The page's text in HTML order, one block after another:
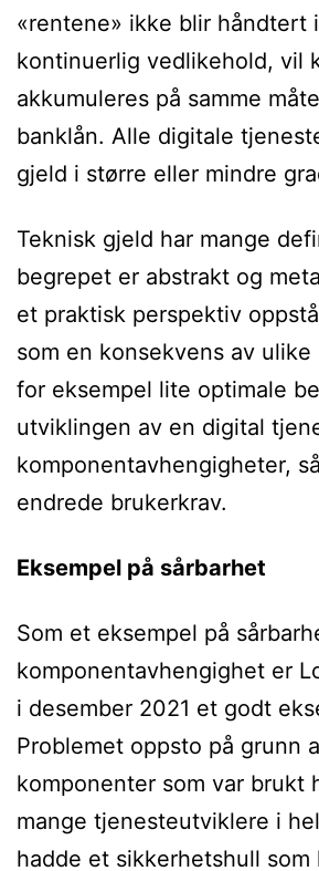
«rentene» ikke blir håndtert
kontinuerlig vedlikehold, vil
akkumuleres på samme
banklån. Alle digitale
gjeld i større eller mindre
Teknisk gjeld har mange
begrepet er abstrakt og
et praktisk perspektiv
som en konsekvens av ulike
for eksempel lite optimale
utviklingen av en digital
komponentavhengigheter,
endrede brukerkrav.
Eksempel på sårbarhet
Som et eksempel på
komponentavhengighet er
i desember 2021 et godt
Problemet oppsto på grunn
komponenter som var brukt
mange tjenesteutviklere i
hadde et sikkerhetshull som